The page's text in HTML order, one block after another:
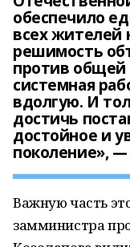
обеспечило
всех жителей
решимость
против общей
системная
вдолгую. И
достичь
достойное и
поколение», —
Важную часть
замминистра